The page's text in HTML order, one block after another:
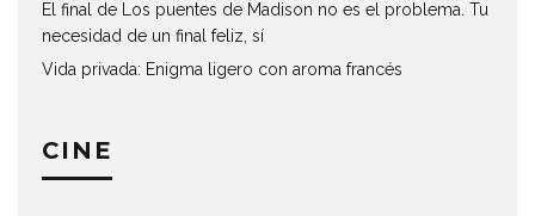
El final de Los puentes de Madison no es el problema. Tu
necesidad de un final feliz, sí
Vida privada: Enigma ligero con aroma francés
CINE